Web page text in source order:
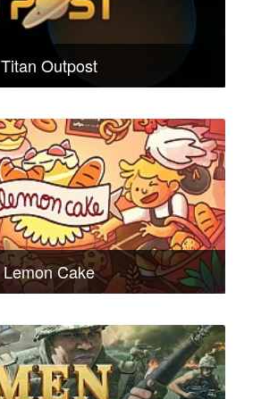
Titan Outpost
Lemon Cake